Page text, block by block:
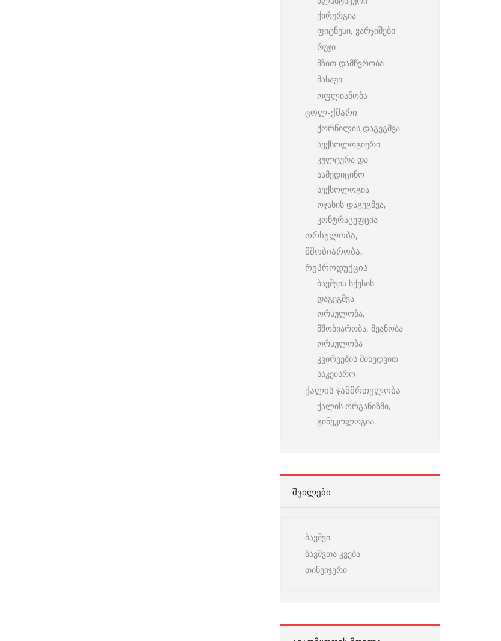
ქირურგია
ფიტნესი, ვარჯიშები
რუჯი
მზით დამწვრობა
მასაჟი
ოფლიანობა
ცოლ-ქმარი
ქორწილის დაგეგმვა
სექსოლოგიური
კულტურა და
სამედიცინო
სექსოლოგია
ოჯახის დაგეგმვა,
კონტრაცეფცია
ორსულობა,
მშობიარობა,
რეპროდუქცია
ბავშვის სქესის
დაგეგმვა
ორსულობა,
მშობიარობა, მეანობა
ორსულობა
კვირეების მიხედვით
საკეისრო
ქალის ჯანმრთელობა
ქალის ორგანიზმი,
გინეკოლოგია
ᲨᲕᲘᲚᲔᲑᲘ
ბავშვი
ბავშვთა კვება
თინეიჯერი